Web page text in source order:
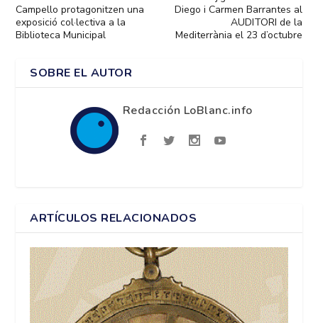
Campello protagonitzen una
exposició col·lectiva a la
Biblioteca Municipal
Diego i Carmen Barrantes al
AUDITORI de la
Mediterrània el 23 d’octubre
SOBRE EL AUTOR
Redacción LoBlanc.info
ARTÍCULOS RELACIONADOS